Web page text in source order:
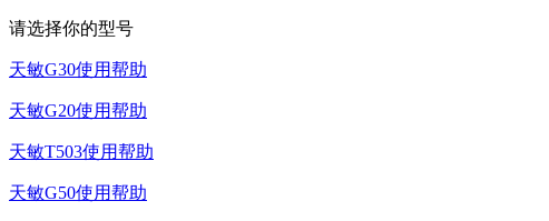
请选择你的型号
天敏G30使用帮助
天敏G20使用帮助
天敏T503使用帮助
天敏G50使用帮助